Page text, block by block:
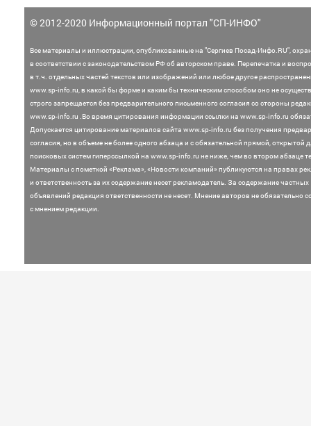
© 2012-2020 Информационный портал "СП-ИНФО"
Все материалы и иллюстрации,опубликованные на "Сергиев Посад-Инфо.RU",
в соответствии с законодательством РФ об авторском праве. Перепечатка и
в т.ч. отдельных частей текстов или изображений или любое другое
www.sp-info.ru, в какой бы форме и каким бы техническим способом оно не
строго запрещается без предварительного письменного согласия со стороны
www.sp-info.ru .Во время цитирования информации ссылки на www.sp-info.ru
Допускается цитирование материалов сайта www.sp-info.ru без получения
согласия, но в объеме не более одного абзаца и с обязательной прямой, открытой
поисковых систем гиперссылкой на www.sp-info.ru не ниже, чем во втором абзаце
Материалы с пометкой «Реклама», «Новости компаний» публикуются на правах
и ответственность за их содержание несет рекламодатель. За содержание частных
объявлений редакция ответственности не несет. Мнениеавторов не обязательно
с мнением редакции.